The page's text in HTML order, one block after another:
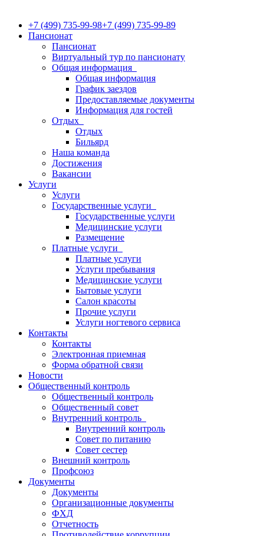
+7 (499) 735-99-98+7 (499) 735-99-89
Пансионат
Пансионат
Виртуальный тур по пансионату
Общая информация
Общая информация
График заездов
Предоставляемые документы
Информация для гостей
Отдых
Отдых
Бильярд
Наша команда
Достижения
Вакансии
Услуги
Услуги
Государственные услуги
Государственные услуги
Медицинские услуги
Размещение
Платные услуги
Платные услуги
Услуги пребывания
Медицинские услуги
Бытовые услуги
Салон красоты
Прочие услуги
Услуги ногтевого сервиса
Контакты
Контакты
Электронная приемная
Форма обратной связи
Новости
Общественный контроль
Общественный контроль
Общественный совет
Внутренний контроль
Внутренний контроль
Совет по питанию
Совет сестер
Внешний контроль
Профсоюз
Документы
Документы
Организационные документы
ФХД
Отчетность